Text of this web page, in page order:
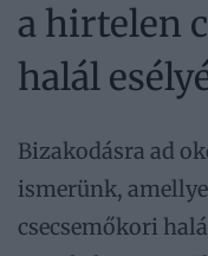
a hirtelen
halál
Bizakodásra ad
ismerünk,
csecsemőkori